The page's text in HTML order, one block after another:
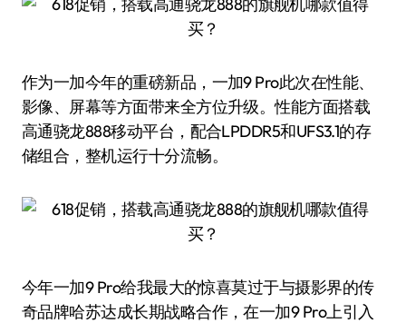
作为一加今年的重磅新品，一加9 Pro此次在性能、
影像、屏幕等方面带来全方位升级。性能方面搭载
高通骁龙888移动平台，配合LPDDR5和UFS3.1的存
储组合，整机运行十分流畅。
今年一加9 Pro给我最大的惊喜莫过于与摄影界的传
奇品牌哈苏达成长期战略合作，在一加9 Pro上引入